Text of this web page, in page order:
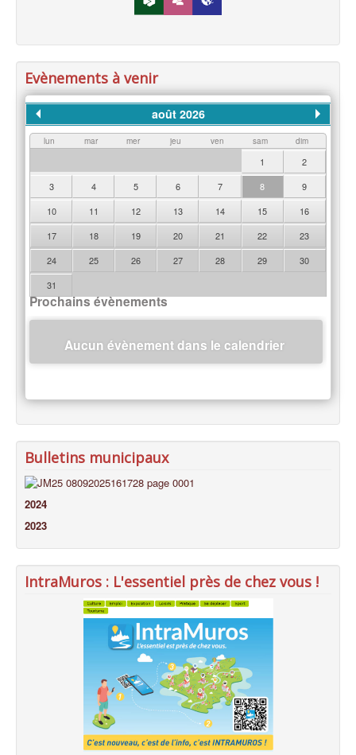
Evènements à venir
août 2026
lun mar mer jeu ven sam dim
1
2
3
4 5 6 7 8
9
10
11 12 13 14 15
16
17
18 19 20 21 22
23
24
25 26 27 28 29
30
31
Prochains évènements
Aucun évènement dans le calendrier
Bulletins municipaux
2024
2023
IntraMuros : L'essentiel près de chez vous !